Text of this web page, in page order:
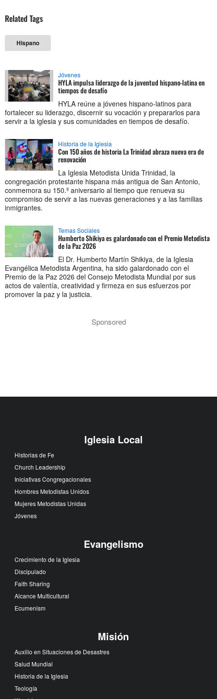
Related Tags
Hispano
Jóvenes
HYLA impulsa liderazgo de la juventud hispano-latina en
tiempos de desafío
HYLA reúne a jóvenes hispano-latinos para
fortalecer su liderazgo, discernir su vocación y prepararlos para
servir a la iglesia y sus comunidades en tiempos de desafío.
Historia de la Iglesia
Con 150 años de historia La Trinidad abraza nueva era de
renovación
La Iglesia Metodista Unida Trinidad, la
congregación protestante hispana más antigua de San Antonio,
conmemora su 150.º aniversario al tiempo que renueva su
compromiso de servir a las nuevas generaciones y a las familias
inmigrantes.
Temas Sociales
Humberto Shikiya es galardonado con el Premio Metodista
de la Paz 2026
El Dr. Humberto Martín Shikiya, de la Iglesia
Evangélica Metodista Argentina, ha sido galardonado con el
Premio de la Paz 2026 del Consejo Metodista Mundial por sus
actos de valentía, creatividad y firmeza en sus esfuerzos por
promover la paz y la justicia.
Sponsored
Iglesia Local
Historias de Fe
Church Leadership
Iniciativas Congregacionales
Hombres Metodistas Unidos
Mujeres Metodistas Unidas
Jóvenes
Evangelismo
Crecimiento de la Iglesia
Discipulado
Faith Sharing
Alcance Multicultural
Ecumenism
Misión
Auxilio en Situaciones de Desastres
Salud Mundial
Historia de la Iglesia
Teología